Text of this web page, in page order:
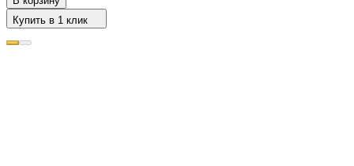
Купить в 1 клик